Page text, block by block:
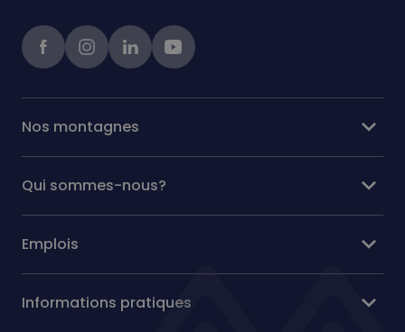
FacebookinstagramlinkedInYoutube
Nos montagnes expand_more
Qui sommes-nous? expand_more
Emplois expand_more
Informations pratiques expand_more